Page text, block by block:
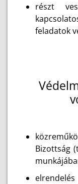
részt
feladatok
Bizottság